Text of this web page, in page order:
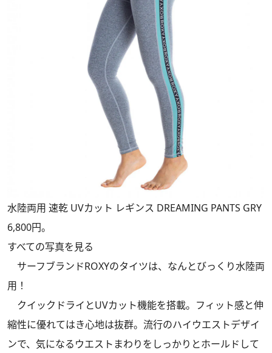
水陸両用 速乾 UVカット レギンス DREAMING PANTS GRY
6,800円。
すべての写真を見る
サーフブランドROXYのタイツは、なんとびっくり水陸両
用！
クイックドライとUVカット機能を搭載。フィット感と伸
縮性に優れてはき心地は抜群。流行のハイウエストデザイ
ンで、気になるウエストまわりをしっかりとホールドして